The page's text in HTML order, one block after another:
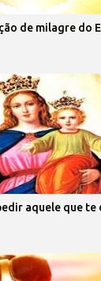
de milagre do
aquele que te